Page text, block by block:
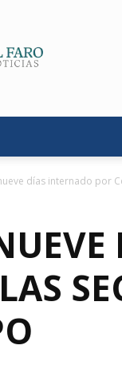
días internado por